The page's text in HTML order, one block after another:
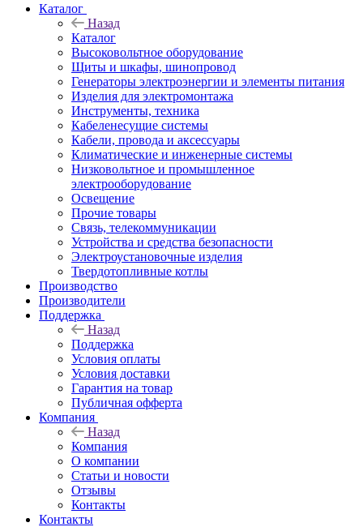
Каталог
Назад
Каталог
Высоковольтное оборудование
Щиты и шкафы, шинопровод
Генераторы электроэнергии и элементы питания
Изделия для электромонтажа
Инструменты, техника
Кабеленесущие системы
Кабели, провода и аксессуары
Климатические и инженерные системы
Низковольтное и промышленное
электрооборудование
Освещение
Прочие товары
Связь, телекоммуникации
Устройства и средства безопасности
Электроустановочные изделия
Твердотопливные котлы
Производство
Производители
Поддержка
Назад
Поддержка
Условия оплаты
Условия доставки
Гарантия на товар
Публичная офферта
Компания
Назад
Компания
О компании
Статьи и новости
Отзывы
Контакты
Контакты